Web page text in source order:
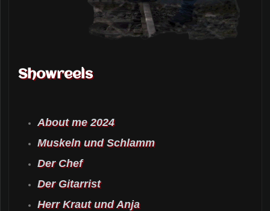
Showreels
About me 2024
Muskeln und Schlamm
Der Chef
Der Gitarrist
Herr Kraut und Anja